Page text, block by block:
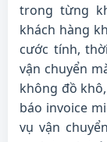
trong từng
khách hàng
cước tính,
vận chuyển
không đồ
báo invoice
vụ vận